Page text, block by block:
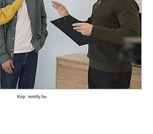
Kép: rentify.hu